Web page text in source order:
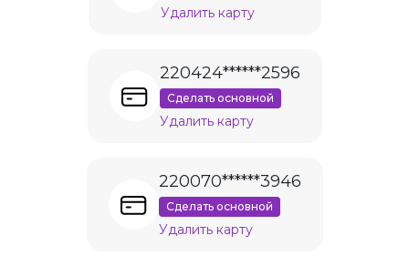
Удалить карту
220424******2596
Сделать основной
Удалить карту
220070******3946
Сделать основной
Удалить карту